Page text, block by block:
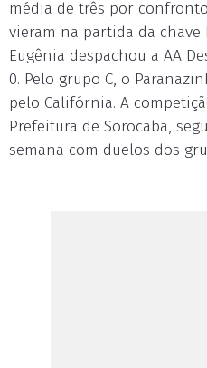
média de três por
vieram na partida da chave
Eugênia despachou a AA
0. Pelo grupo C, o
pelo Califórnia. A
Prefeitura de Sorocaba,
semana com duelos dos